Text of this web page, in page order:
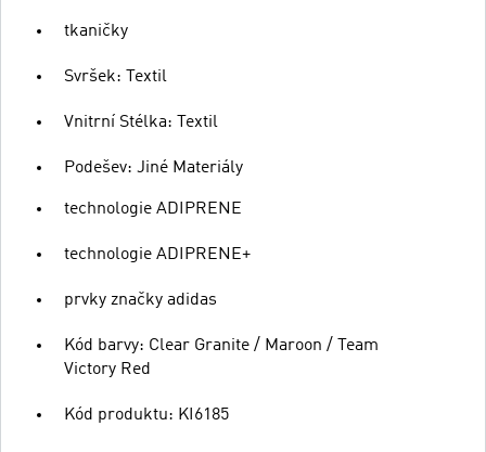
tkaničky
Svršek: Textil
Vnitrní Stélka: Textil
Podešev: Jiné Materiály
technologie ADIPRENE
technologie ADIPRENE+
prvky značky adidas
Kód barvy: Clear Granite / Maroon / Team
Victory Red
Kód produktu: KI6185